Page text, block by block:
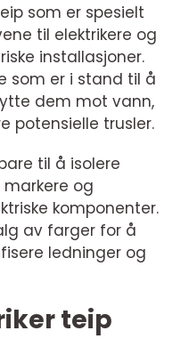
som er spesielt
til elektrikere og
installasjoner.
som er i stand til å
dem mot vann,
potensielle trusler.
til å isolere
og
komponenter.
av farger for å
ledninger og
teip